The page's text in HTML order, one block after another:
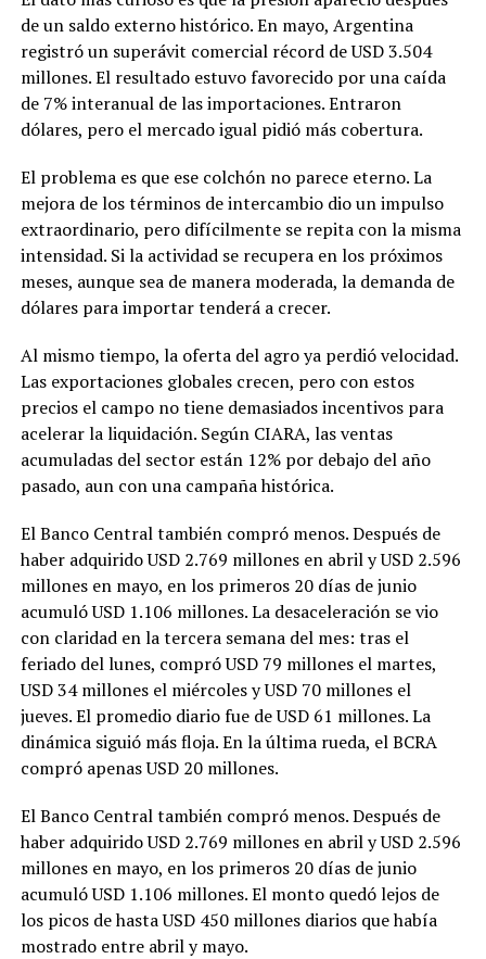
de un saldo externo histórico. En mayo, Argentina
registró un superávit comercial récord de USD 3.504
millones. El resultado estuvo favorecido por una caída
de 7% interanual de las importaciones. Entraron
dólares, pero el mercado igual pidió más cobertura.
El problema es que ese colchón no parece eterno. La
mejora de los términos de intercambio dio un impulso
extraordinario, pero difícilmente se repita con la misma
intensidad. Si la actividad se recupera en los próximos
meses, aunque sea de manera moderada, la demanda de
dólares para importar tenderá a crecer.
Al mismo tiempo, la oferta del agro ya perdió velocidad.
Las exportaciones globales crecen, pero con estos
precios el campo no tiene demasiados incentivos para
acelerar la liquidación. Según CIARA, las ventas
acumuladas del sector están 12% por debajo del año
pasado, aun con una campaña histórica.
El Banco Central también compró menos. Después de
haber adquirido USD 2.769 millones en abril y USD 2.596
millones en mayo, en los primeros 20 días de junio
acumuló USD 1.106 millones. La desaceleración se vio
con claridad en la tercera semana del mes: tras el
feriado del lunes, compró USD 79 millones el martes,
USD 34 millones el miércoles y USD 70 millones el
jueves. El promedio diario fue de USD 61 millones. La
dinámica siguió más floja. En la última rueda, el BCRA
compró apenas USD 20 millones.
El Banco Central también compró menos. Después de
haber adquirido USD 2.769 millones en abril y USD 2.596
millones en mayo, en los primeros 20 días de junio
acumuló USD 1.106 millones. El monto quedó lejos de
los picos de hasta USD 450 millones diarios que había
mostrado entre abril y mayo.